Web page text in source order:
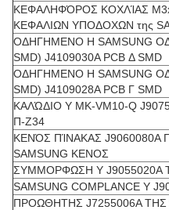
ΚΕΦΑΛΗΦΌΡΟΣ ΚΟΧΛΊΑΣ
ΚΕΦΑΛΙΩΝ ΥΠΟΔΟΧΩΝ της
ΟΔΗΓΗΜΕΝΟ Η SAMSUNG
SMD) J4109030A PCB Δ SMD
ΟΔΗΓΗΜΕΝΟ Η SAMSUNG
SMD) J4109028A PCB Γ SMD
ΚΑΛΏΔΙΟ Y MK-VM10-Q
Π-Z34
ΚΕΝΌΣ ΠΊΝΑΚΑΣ
SAMSUNG ΚΕΝΟΣ
ΣΥΜΜΟΡΦΩΣΗ Y J9055020A
SAMSUNG COMPLANCE Y
ΠΡΟΩΘΗΤΗΣ J7255006A ΤΗΣ